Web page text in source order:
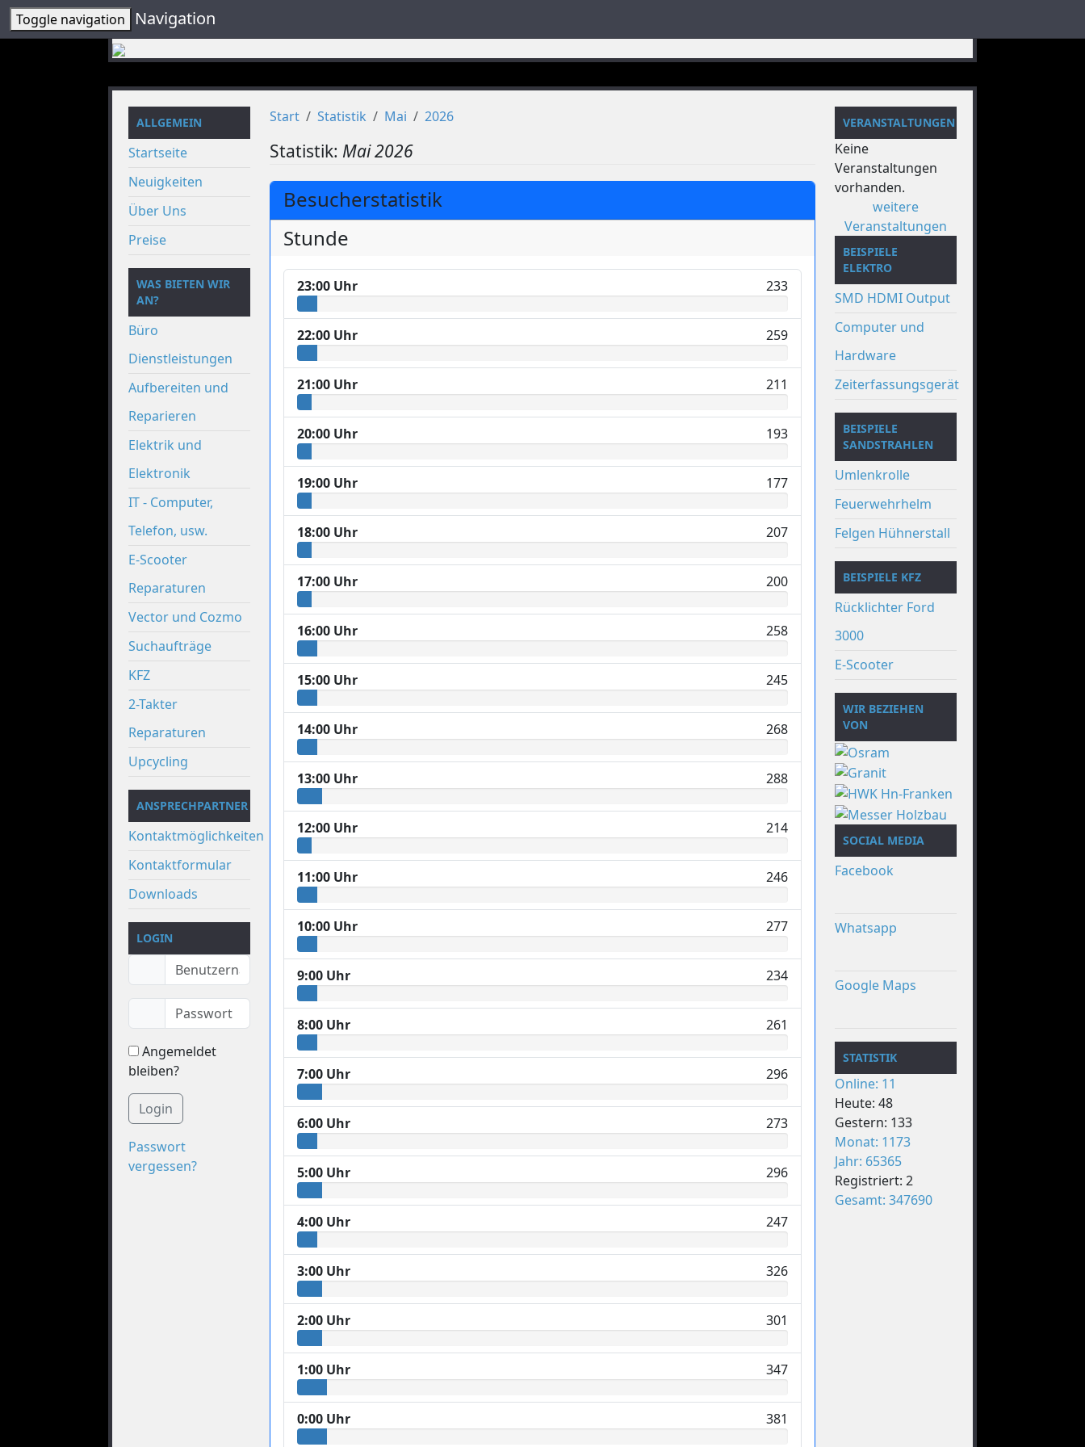
Toggle navigation Navigation
ALLGEMEIN
Startseite
Neuigkeiten
Über Uns
Preise
WAS BIETEN WIR
AN?
Büro
Dienstleistungen
Aufbereiten und
Reparieren
Elektrik und
Elektronik
IT - Computer,
Telefon, usw.
E-Scooter
Reparaturen
Vector und Cozmo
Suchaufträge
KFZ
2-Takter
Reparaturen
Upcycling
ANSPRECHPARTNER
Kontaktmöglichkeiten
Kontaktformular
Downloads
LOGIN
Angemeldet
bleiben?
Login
Passwort
vergessen?
Start Statistik Mai 2026
Statistik: Mai 2026
Besucherstatistik
Stunde
23:00 Uhr 233
22:00 Uhr 259
21:00 Uhr 211
20:00 Uhr 193
19:00 Uhr 177
18:00 Uhr 207
17:00 Uhr 200
16:00 Uhr 258
15:00 Uhr 245
14:00 Uhr 268
13:00 Uhr 288
12:00 Uhr 214
11:00 Uhr 246
10:00 Uhr 277
9:00 Uhr 234
8:00 Uhr 261
7:00 Uhr 296
6:00 Uhr 273
5:00 Uhr 296
4:00 Uhr 247
3:00 Uhr 326
2:00 Uhr 301
1:00 Uhr 347
0:00 Uhr 381
VERANSTALTUNGEN
Keine
Veranstaltungen
vorhanden.
weitere
Veranstaltungen
BEISPIELE
ELEKTRO
SMD HDMI Output
Computer und
Hardware
Zeiterfassungsgerät
BEISPIELE
SANDSTRAHLEN
Umlenkrolle
Feuerwehrhelm
Felgen Hühnerstall
BEISPIELE KFZ
Rücklichter Ford
3000
E-Scooter
WIR BEZIEHEN
VON
SOCIAL MEDIA
Facebook
Whatsapp
Google Maps
STATISTIK
Online: 11
Heute: 48
Gestern: 133
Monat: 1173
Jahr: 65365
Registriert: 2
Gesamt: 347690